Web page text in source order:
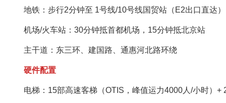
地铁‌：步行2分钟至 ‌1号线/10号线国贸站‌（E2出口直达）
机场/火车站‌：30分钟抵首都机场，15分钟抵北京站
主干道‌：东三环、建国路、通惠河北路环绕
硬件配置‌
电梯‌：15部高速客梯（OTIS，峰值运力4000人/小时）+